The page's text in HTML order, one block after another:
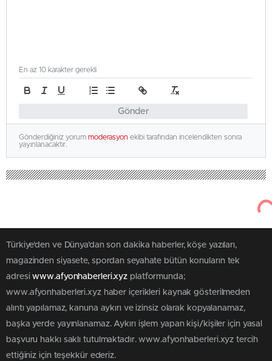
Gönder
En az 10 karakter gerekli
Gönderdiğiniz yorum moderasyon ekibi tarafından incelendikten sonra
yayınlanacaktır.
Türkiye'den ve Dünya’dan son dakika haberler, köşe yazıları,
magazinden siyasete, spordan seyahate bütün konuların tek
adresiwww.afyonhaberleri.xyz platformunda;
www.afyonhaberleri.xyz haber içerikleri kaynak gösterilmeden
alıntı yapılamaz, kanuna aykırı ve izinsiz olarak kopyalanamaz,
başka yerde yayınlanamaz. Aykırı işlem yapan kişi/kişiler için yasal
başvuru hakkı saklı tutulmaktadır. www.afyonhaberleri.xyz tercih
ettiğiniz için teşekkür ederiz.